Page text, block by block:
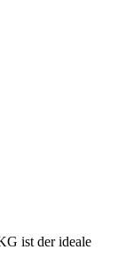
ist der ideale